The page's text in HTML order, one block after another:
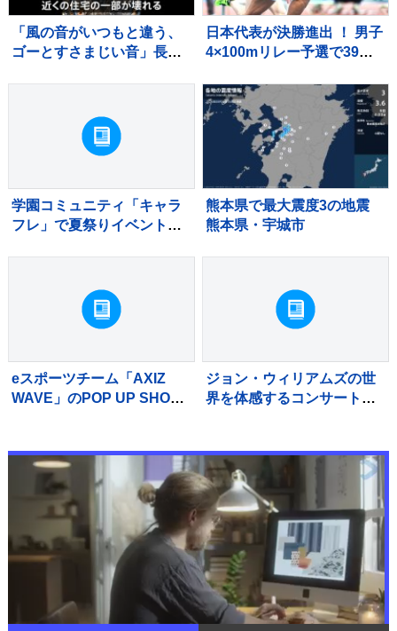
「風の音がいつもと違う、
ゴーとすさまじい音」長野
日本代表が決勝進出 ！ 男子
4×100mリレー予選で39秒
イナルへ【U20世界陸上】
学園コミュニティ「キャラ
フレ」で夏祭りイベント開
熊本県で最大震度3の地震
熊本県・宇城市
eスポーツチーム「AXIZ
WAVE」のPOP UP SHOP
ジョン・ウィリアムズの世
界を体感するコンサートが